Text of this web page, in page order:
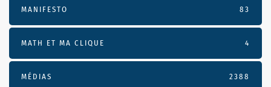
MANIFESTO 83
MATH ET MA CLIQUE 4
MÉDIAS 2388